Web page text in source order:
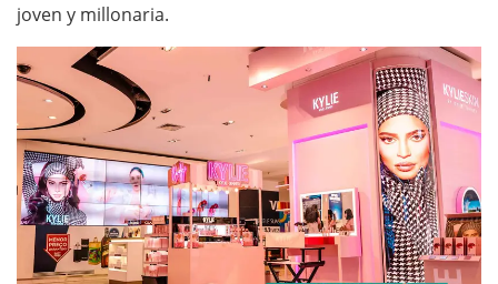
joven y millonaria.